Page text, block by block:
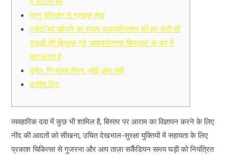
प्रभु परिवर्तन से ग्राहक सेवा
एजेंटों को खोजने का स्थान अफगानिस्तान की हम सभी की
टुकड़ी की बिल्कुल नई ‘आश्चर्यजनक विफलता’ के बारे में
बात करता है
पूर्णतः निःशुल्क स्पिन, कोई जमा नहीं
छत्तीस दिन
व्यवहारिक दवा में कुछ भी शामिल है, बिस्तर पर आराम का विज्ञापन करने के लिए
नींद की आदतों को सीखना, उचित देखभाल-सुरक्षा युक्तियों में सहायता के लिए
प्रकाश चिकित्सा से गुजरना और आप ताज़ा सर्कैडियन समयघड़ी को नियंत्रित